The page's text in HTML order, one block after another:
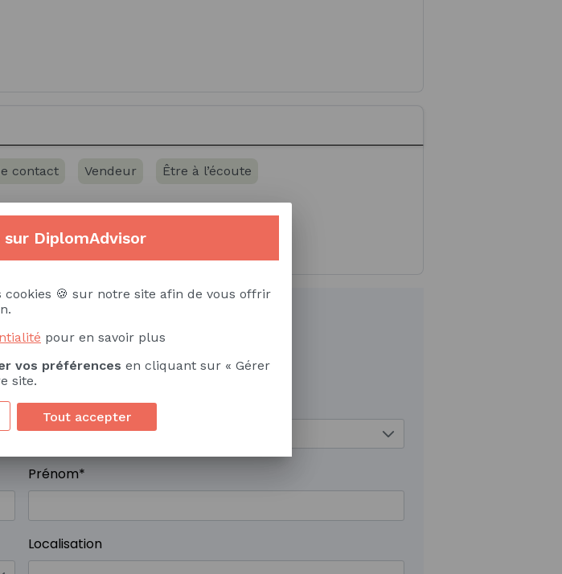
contact Vendeur Être à l’écoute
Pour quel(s) campus ?
Prénom*
Localisation
sur DiplomAdvisor
🍪 sur notre site afin de vous offrir
pour en savoir plus
vos préférences en cliquant sur « Gérer
site.
Tout accepter